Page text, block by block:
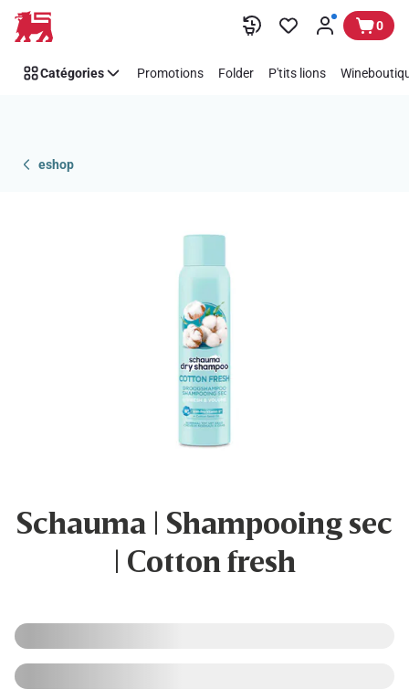
Passer 0
Catégories Promotions Folder P'tits lions
eshop
Schauma | Shampooing sec
| Cotton fresh